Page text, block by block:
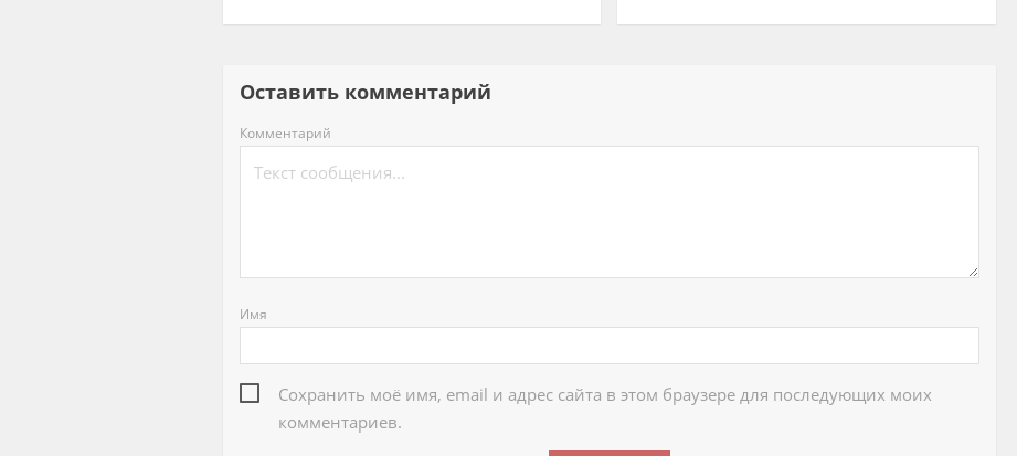
Оставить комментарий
Комментарий
Имя
Сохранить моё имя, email и адрес сайта в этом браузере для последующих моих
комментариев.